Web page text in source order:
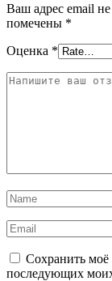
Ваш адрес email
помечены *
Оценка *
Сохранить моё
последующих